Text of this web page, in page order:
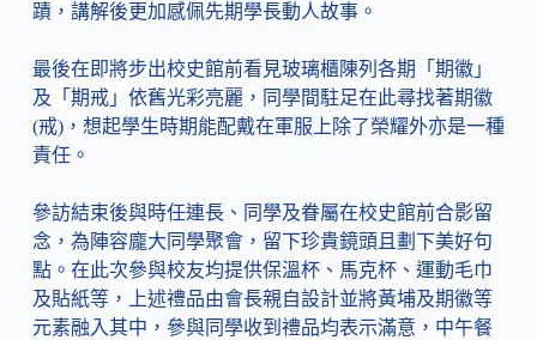
蹟，講解後更加感佩先期學長動人故事。
最後在即將步出校史館前看見玻璃櫃陳列各期「期徽」
及「期戒」依舊光彩亮麗，同學間駐足在此尋找著期徽
(戒)，想起學生時期能配戴在軍服上除了榮耀外亦是一種
責任。
參訪結束後與時任連長、同學及眷屬在校史館前合影留
念，為陣容龐大同學聚會，留下珍貴鏡頭且劃下美好句
點。在此次參與校友均提供保溫杯、馬克杯、運動毛巾
及貼紙等，上述禮品由會長親自設計並將黃埔及期徽等
元素融入其中，參與同學收到禮品均表示滿意，中午餐